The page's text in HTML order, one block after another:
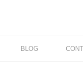
BLOG